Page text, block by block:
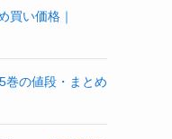
買い価格｜
巻の値段・まとめ